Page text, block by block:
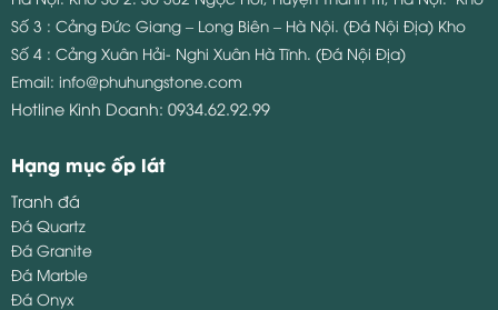
Số 3 : Cảng Đức Giang – Long Biên – Hà Nội. (Đá Nội Địa) Kho
Số 4 : Cảng Xuân Hải- Nghi Xuân Hà Tĩnh. (Đá Nội Địa)
Email: info@phuhungstone.com
Hotline Kinh Doanh: 0934.62.92.99
Hạng mục ốp lát
Tranh đá
Đá Quartz
Đá Granite
Đá Marble
Đá Onyx